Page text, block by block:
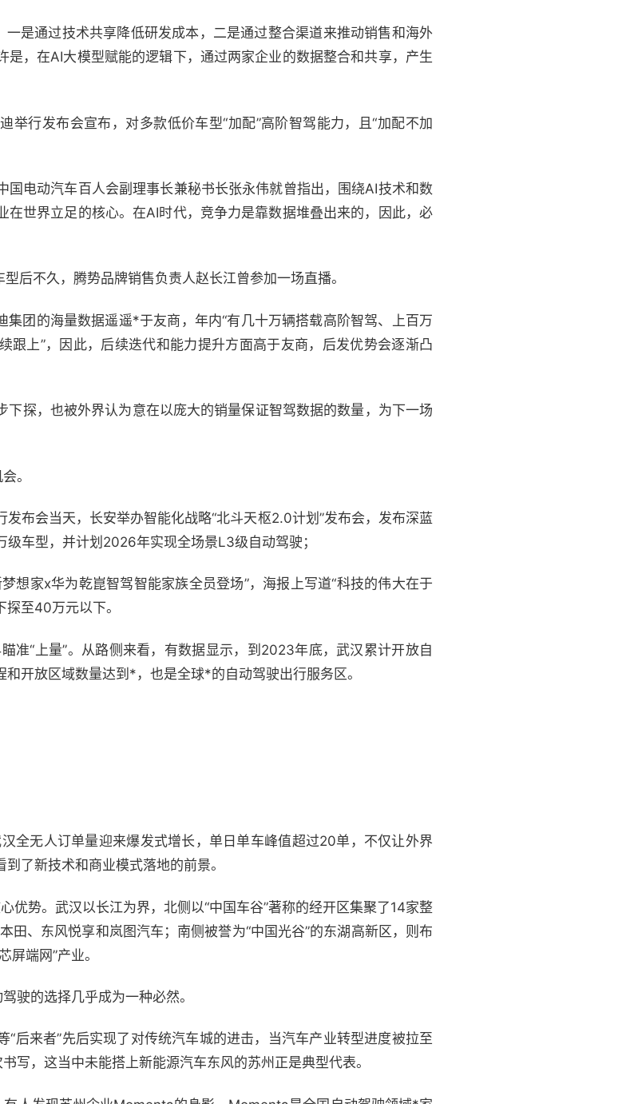
一是通过技术共享降低研发成本，二是通过整合渠道来推动销售和海外
，在AI大模型赋能的逻辑下，通过两家企业的数据整合和共享，产生
举行发布会宣布，对多款低价车型“加配”高阶智驾能力，且“加配不加
电动汽车百人会副理事长兼秘书长张永伟就曾指出，围绕AI技术和数
世界立足的核心。在AI时代，竞争力是靠数据堆叠出来的，因此，必
后不久，腾势品牌销售负责人赵长江曾参加一场直播。
团的海量数据遥遥*于友商，年内“有几十万辆搭载高阶智驾、上百万
跟上”，因此，后续迭代和能力提升方面高于友商，后发优势会逐渐凸
探，也被外界认为意在以庞大的销量保证智驾数据的数量，为下一场
。
布会当天，长安举办智能化战略“北斗天枢2.0计划”发布会，发布深蓝
车型，并计划2026年实现全场景L3级自动驾驶；
想家x华为乾崑智驾智能家族全员登场”，海报上写道“科技的伟大在于
至40万元以下。
准“上量”。从路侧来看，有数据显示，到2023年底，武汉累计开放自
开放区域数量达到*，也是全球*的自动驾驶出行服务区。
全无人订单量迎来爆发式增长，单日单车峰值超过20单，不仅让外界
了新技术和商业模式落地的前景。
优势。武汉以长江为界，北侧以“中国车谷”著称的经开区集聚了14家整
田、东风悦享和岚图汽车；南侧被誉为“中国光谷”的东湖高新区，则布
屏端网”产业。
驶的选择几乎成为一种必然。
后来者”先后实现了对传统汽车城的进击，当汽车产业转型进度被拉至
写，这当中未能搭上新能源汽车东风的苏州正是典型代表。